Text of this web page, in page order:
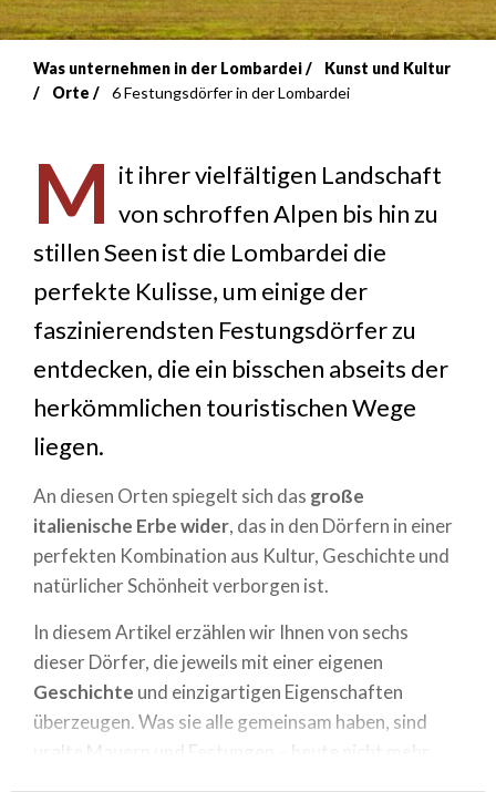
Breadcrumb
Was unternehmen in der Lombardei
Kunst und Kultur
Orte
6 Festungsdörfer in der Lombardei
M it ihrer vielfältigen Landschaft
von schroffen Alpen bis hin zu
stillen Seen ist die Lombardei die
perfekte Kulisse, um einige der
faszinierendsten Festungsdörfer zu
entdecken, die ein bisschen abseits der
herkömmlichen touristischen Wege
liegen.
An diesen Orten spiegelt sich das große
italienische Erbe wider, das in den Dörfern in einer
perfekten Kombination aus Kultur, Geschichte und
natürlicher Schönheit verborgen ist.
In diesem Artikel erzählen wir Ihnen von sechs
dieser Dörfer, die jeweils mit einer eigenen
Geschichte und einzigartigen Eigenschaften
überzeugen. Was sie alle gemeinsam haben, sind
uralte Mauern und Festungen – heute nicht mehr